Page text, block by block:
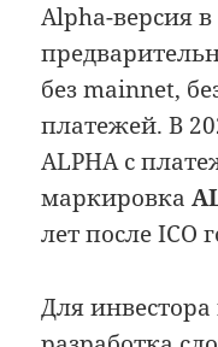
Alpha-версия
без mainnet,
платежей. В
ALPHA с
маркировка
лет после ICO
Для